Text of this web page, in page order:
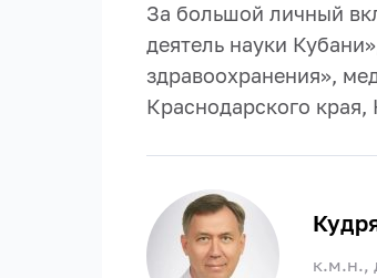
За большой личный
деятель науки
здравоохранения»,
Краснодарского края,
к.м.н.,